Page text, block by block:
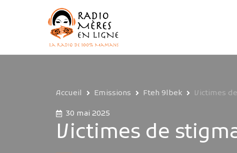
Accueil Emissions Fteh 9lbek Victimes
30 mai 2025
Victimes de